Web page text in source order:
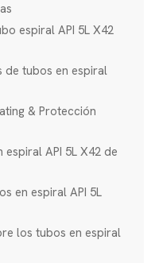
espiral API 5L X42
de tubos en espiral
& Protección
API 5L X42 de
en espiral API 5L
los tubos en espiral